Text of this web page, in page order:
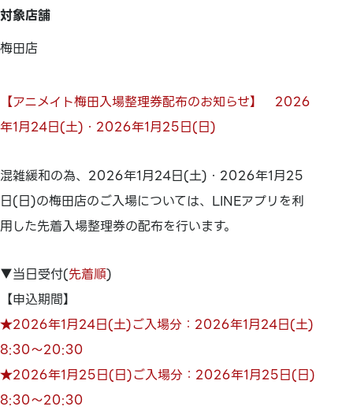
対象店舗
梅田店
【アニメイト梅田入場整理券配布のお知らせ】 2026
年1月24日(土)・2026年1月25日(日)
混雑緩和の為、2026年1月24日(土)・2026年1月25
日(日)の梅田店のご入場については、LINEアプリを利
用した先着入場整理券の配布を行います。
▼当日受付(先着順)
【申込期間】
★2026年1月24日(土)ご入場分：2026年1月24日(土)
8:30～20:30
★2026年1月25日(日)ご入場分：2026年1月25日(日)
8:30～20:30